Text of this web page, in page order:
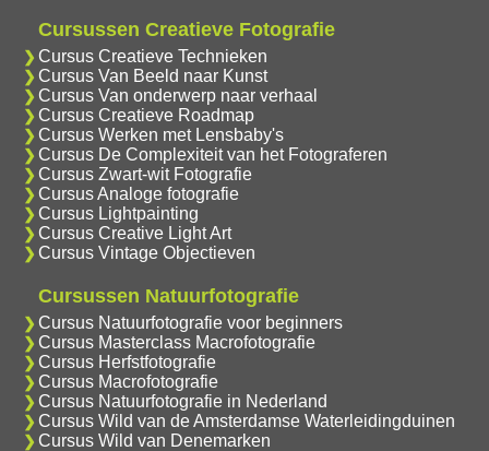
Cursussen Creatieve Fotografie
Cursus Creatieve Technieken
Cursus Van Beeld naar Kunst
Cursus Van onderwerp naar verhaal
Cursus Creatieve Roadmap
Cursus Werken met Lensbaby's
Cursus De Complexiteit van het Fotograferen
Cursus Zwart-wit Fotografie
Cursus Analoge fotografie
Cursus Lightpainting
Cursus Creative Light Art
Cursus Vintage Objectieven
Cursussen Natuurfotografie
Cursus Natuurfotografie voor beginners
Cursus Masterclass Macrofotografie
Cursus Herfstfotografie
Cursus Macrofotografie
Cursus Natuurfotografie in Nederland
Cursus Wild van de Amsterdamse Waterleidingduinen
Cursus Wild van Denemarken